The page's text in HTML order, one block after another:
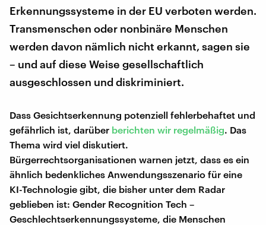
Erkennungssysteme in der EU verboten werden.
Transmenschen oder nonbinäre Menschen
werden davon nämlich nicht erkannt, sagen sie
– und auf diese Weise gesellschaftlich
ausgeschlossen und diskriminiert.
Dass Gesichtserkennung potenziell fehlerbehaftet und
gefährlich ist, darüber berichten wir regelmäßig. Das
Thema wird viel diskutiert.
Bürgerrechtsorganisationen warnen jetzt, dass es ein
ähnlich bedenkliches Anwendungsszenario für eine
KI-Technologie gibt, die bisher unter dem Radar
geblieben ist: Gender Recognition Tech –
Geschlechtserkennungssysteme, die Menschen